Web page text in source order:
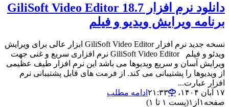
دانلود نرم افزار GiliSoft Video Editor 18.7
برنامه ویرایش ویدیو و فیلم
نسخه جدید نرم افزار GiliSoft Video Editor ابزار عالی برای ویرایش
ویدئو و فیلم GiliSoft Video Editor نرم افزاری سریع و غنی جهت
ویرایش آسان و سریع ویدیوها می باشد این نرم افزار طیف عظیمی
از ویدیوها را پشتیبانی می کند. از فرمت های قابل پشتیبانی نرم
افزار عبارت...
۱۷ آبان ۱۴۰۴،‏ ۲۱:۳۳
ادامه مطلب
صفحه ۱ از ۱(پست ۱ تا ۱)